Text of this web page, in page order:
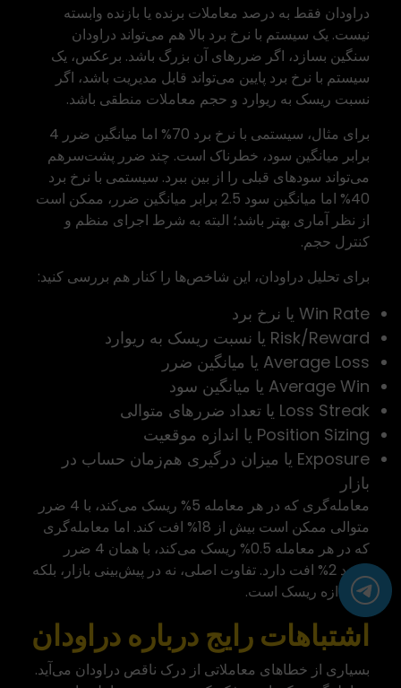
دراودان فقط به درصد معاملات برنده یا بازنده وابسته
نیست. یک سیستم با نرخ برد بالا هم می‌تواند دراودان
سنگین بسازد، اگر ضررهای آن بزرگ باشد. برعکس، یک
سیستم با نرخ برد پایین می‌تواند قابل مدیریت باشد، اگر
نسبت ریسک به ریوارد و حجم معاملات منطقی باشد.
برای مثال، سیستمی با نرخ برد 70% اما میانگین ضرر 4
برابر میانگین سود، خطرناک است. چند ضرر پشت‌سرهم
می‌تواند سودهای قبلی را از بین ببرد. سیستمی با نرخ برد
40% اما میانگین سود 2.5 برابر میانگین ضرر، ممکن است
از نظر آماری بهتر باشد؛ البته به شرط اجرای منظم و
کنترل حجم.
برای تحلیل دراودان، این شاخص‌ها را کنار هم بررسی کنید:
Win Rate یا نرخ برد
Risk/Reward یا نسبت ریسک به ریوارد
Average Loss یا میانگین ضرر
Average Win یا میانگین سود
Loss Streak یا تعداد ضررهای متوالی
Position Sizing یا اندازه موقعیت
Exposure یا میزان درگیری هم‌زمان حساب در
بازار
معامله‌گری که در هر معامله 5% ریسک می‌کند، با 4 ضرر
متوالی ممکن است بیش از 18% افت کند. اما معامله‌گری
که در هر معامله 0.5% ریسک می‌کند، با همان 4 ضرر
حدود 2% افت دارد. تفاوت اصلی، نه در پیش‌بینی بازار، بلکه
در اندازه ریسک است.
اشتباهات رایج درباره دراودان
بسیاری از خطاهای معاملاتی از درک ناقص دراودان می‌آید.